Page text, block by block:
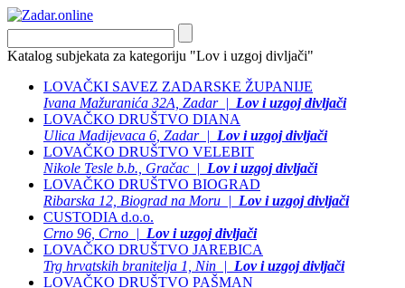
Katalog subjekata za kategoriju "Lov i uzgoj divljači"
LOVAČKI SAVEZ ZADARSKE ŽUPANIJE
Ivana Mažuranića 32A, Zadar | Lov i uzgoj divljači
LOVAČKO DRUŠTVO DIANA
Ulica Madijevaca 6, Zadar | Lov i uzgoj divljači
LOVAČKO DRUŠTVO VELEBIT
Nikole Tesle b.b., Gračac | Lov i uzgoj divljači
LOVAČKO DRUŠTVO BIOGRAD
Ribarska 12, Biograd na Moru | Lov i uzgoj divljači
CUSTODIA d.o.o.
Crno 96, Crno | Lov i uzgoj divljači
LOVAČKO DRUŠTVO JAREBICA
Trg hrvatskih branitelja 1, Nin | Lov i uzgoj divljači
LOVAČKO DRUŠTVO PAŠMAN